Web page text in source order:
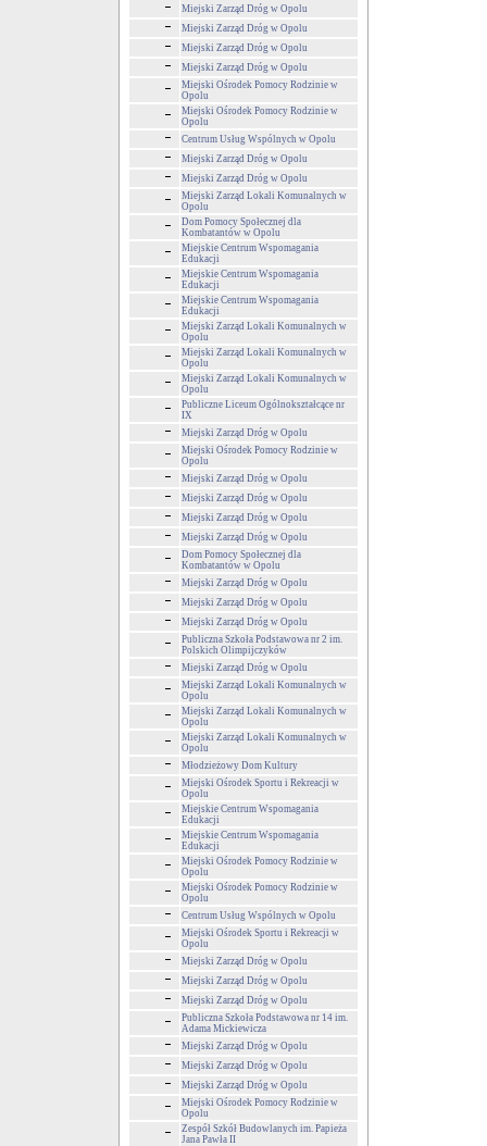
Miejski Zarząd Dróg w Opolu
Miejski Zarząd Dróg w Opolu
Miejski Zarząd Dróg w Opolu
Miejski Zarząd Dróg w Opolu
Miejski Ośrodek Pomocy Rodzinie w
Opolu
Miejski Ośrodek Pomocy Rodzinie w
Opolu
Centrum Usług Wspólnych w Opolu
Miejski Zarząd Dróg w Opolu
Miejski Zarząd Dróg w Opolu
Miejski Zarząd Lokali Komunalnych w
Opolu
Dom Pomocy Społecznej dla
Kombatantów w Opolu
Miejskie Centrum Wspomagania
Edukacji
Miejskie Centrum Wspomagania
Edukacji
Miejskie Centrum Wspomagania
Edukacji
Miejski Zarząd Lokali Komunalnych w
Opolu
Miejski Zarząd Lokali Komunalnych w
Opolu
Miejski Zarząd Lokali Komunalnych w
Opolu
Publiczne Liceum Ogólnokształcące nr
IX
Miejski Zarząd Dróg w Opolu
Miejski Ośrodek Pomocy Rodzinie w
Opolu
Miejski Zarząd Dróg w Opolu
Miejski Zarząd Dróg w Opolu
Miejski Zarząd Dróg w Opolu
Miejski Zarząd Dróg w Opolu
Dom Pomocy Społecznej dla
Kombatantów w Opolu
Miejski Zarząd Dróg w Opolu
Miejski Zarząd Dróg w Opolu
Miejski Zarząd Dróg w Opolu
Publiczna Szkoła Podstawowa nr 2 im.
Polskich Olimpijczyków
Miejski Zarząd Dróg w Opolu
Miejski Zarząd Lokali Komunalnych w
Opolu
Miejski Zarząd Lokali Komunalnych w
Opolu
Miejski Zarząd Lokali Komunalnych w
Opolu
Młodzieżowy Dom Kultury
Miejski Ośrodek Sportu i Rekreacji w
Opolu
Miejskie Centrum Wspomagania
Edukacji
Miejskie Centrum Wspomagania
Edukacji
Miejski Ośrodek Pomocy Rodzinie w
Opolu
Miejski Ośrodek Pomocy Rodzinie w
Opolu
Centrum Usług Wspólnych w Opolu
Miejski Ośrodek Sportu i Rekreacji w
Opolu
Miejski Zarząd Dróg w Opolu
Miejski Zarząd Dróg w Opolu
Miejski Zarząd Dróg w Opolu
Publiczna Szkoła Podstawowa nr 14 im.
Adama Mickiewicza
Miejski Zarząd Dróg w Opolu
Miejski Zarząd Dróg w Opolu
Miejski Zarząd Dróg w Opolu
Miejski Ośrodek Pomocy Rodzinie w
Opolu
Zespół Szkół Budowlanych im. Papieża
Jana Pawła II